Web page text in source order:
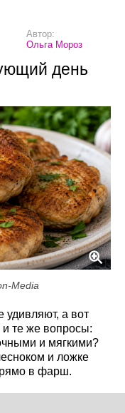
Автор:
Ольга Мороз
день
Media
удивляют, а вот
и те же вопросы:
и мягкими?
и ложке
в фарш.